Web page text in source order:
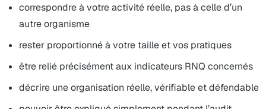
correspondre à votre activité réelle, pas à celle d’un
autre organisme
rester proportionné à votre taille et vos pratiques
être relié précisément aux indicateurs RNQ concernés
décrire une organisation réelle, vérifiable et défendable